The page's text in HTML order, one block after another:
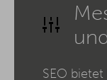
SEO